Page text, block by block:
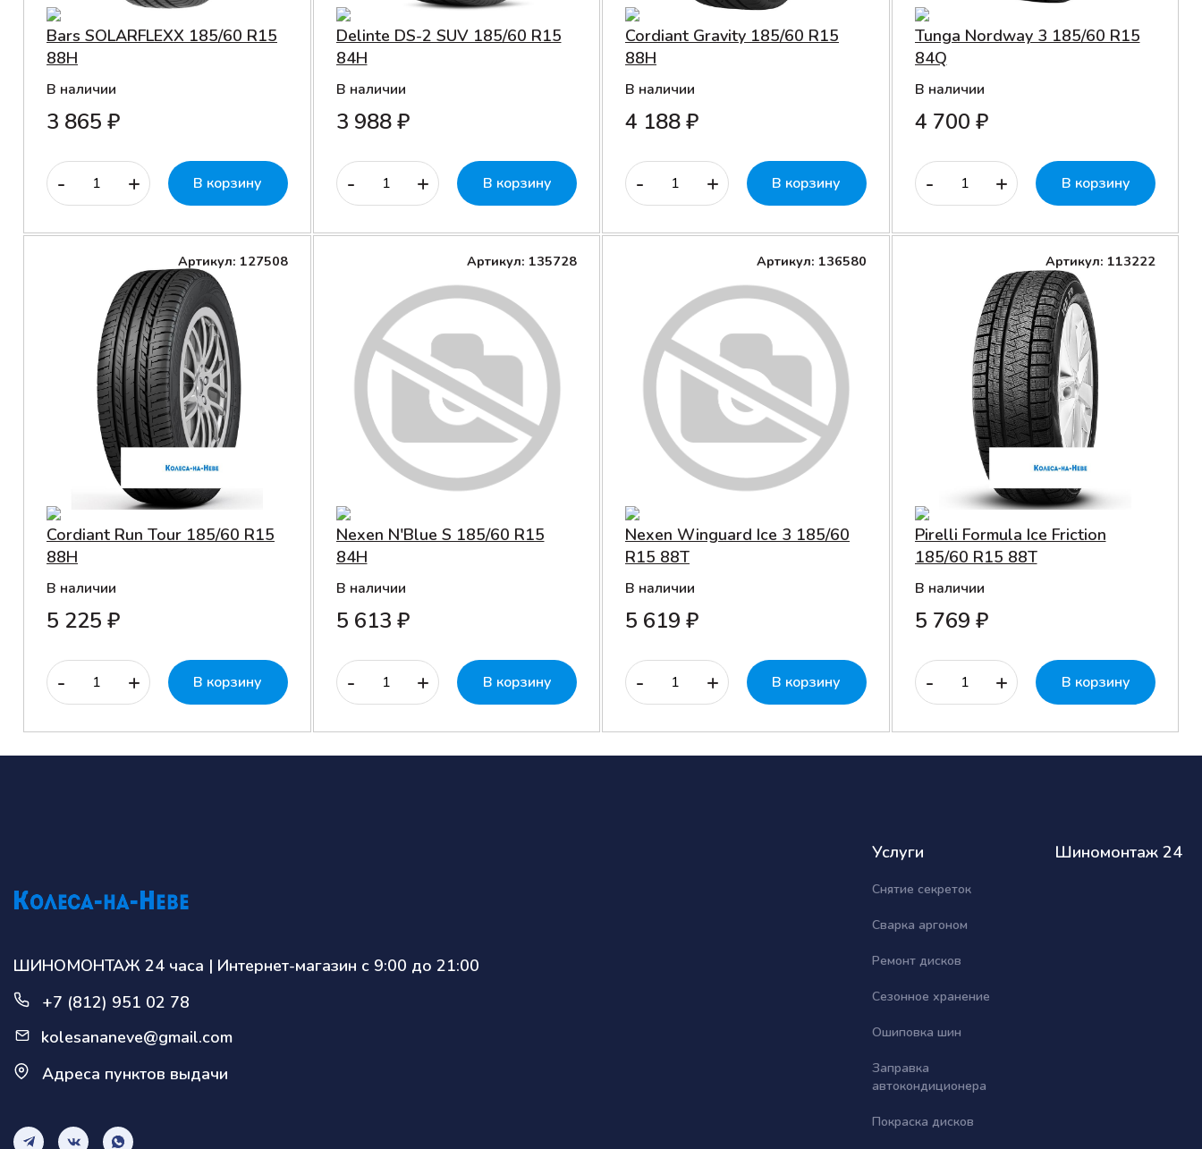
Bars SOLARFLEXX 185/60 R15
88H
В наличии
3 865 ₽
- + В корзину
Delinte DS-2 SUV 185/60 R15
84H
В наличии
3 988 ₽
- + В корзину
Cordiant Gravity 185/60 R15
88H
В наличии
4 188 ₽
- + В корзину
Tunga Nordway 3 185/60 R15
84Q
В наличии
4 700 ₽
- + В корзину
Артикул: 127508
Cordiant Run Tour 185/60 R15
88H
В наличии
5 225 ₽
- + В корзину
Артикул: 135728
Nexen N'Blue S 185/60 R15
84H
В наличии
5 613 ₽
- + В корзину
Артикул: 136580
Nexen Winguard Ice 3 185/60
R15 88T
В наличии
5 619 ₽
- + В корзину
Артикул: 113222
Pirelli Formula Ice Friction
185/60 R15 88T
В наличии
5 769 ₽
- + В корзину
ШИНОМОНТАЖ 24 часа | Интернет-магазин с 9:00 до 21:00
+7 (812) 951 02 78
kolesananeve@gmail.com
Адреса пунктов выдачи
Услуги
Снятие секреток
Сварка аргоном
Ремонт дисков
Сезонное хранение
Ошиповка шин
Заправка
автокондиционера
Покраска дисков
Шиномонтаж 24